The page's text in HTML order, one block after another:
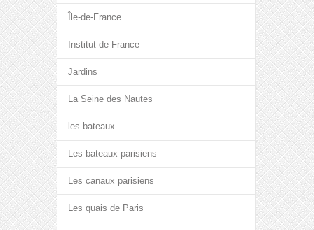
Île-de-France
Institut de France
Jardins
La Seine des Nautes
les bateaux
Les bateaux parisiens
Les canaux parisiens
Les quais de Paris